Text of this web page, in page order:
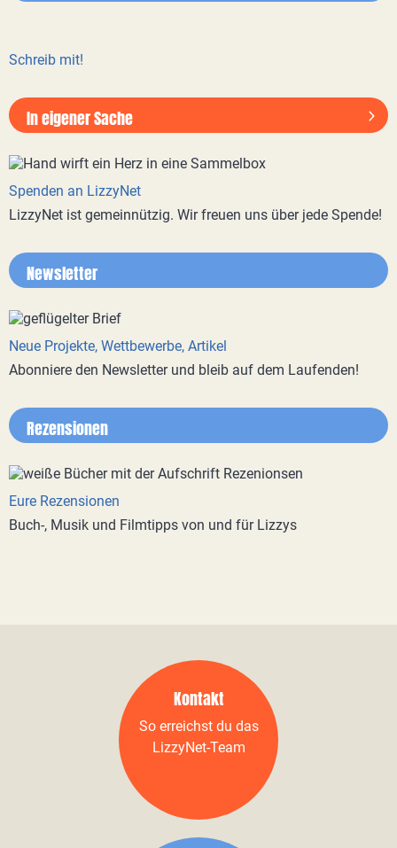
Schreib mit!
In eigener Sache
Spenden an LizzyNet
LizzyNet ist gemeinnützig. Wir freuen uns über jede Spende!
Newsletter
Neue Projekte, Wettbewerbe, Artikel
Abonniere den Newsletter und bleib auf dem Laufenden!
Rezensionen
Eure Rezensionen
Buch-, Musik und Filmtipps von und für Lizzys
Kontakt
So erreichst du das
LizzyNet-Team